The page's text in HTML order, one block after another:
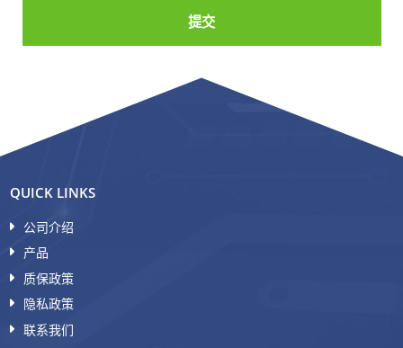
提交
QUICK LINKS
公司介绍
产品
质保政策
隐私政策
联系我们